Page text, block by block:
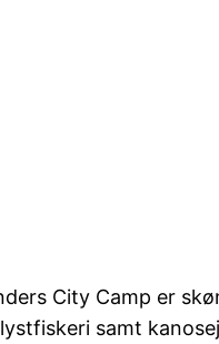
City Camp er
samt